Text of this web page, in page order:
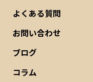
よくある質問
お問い合わせ
ブログ
コラム